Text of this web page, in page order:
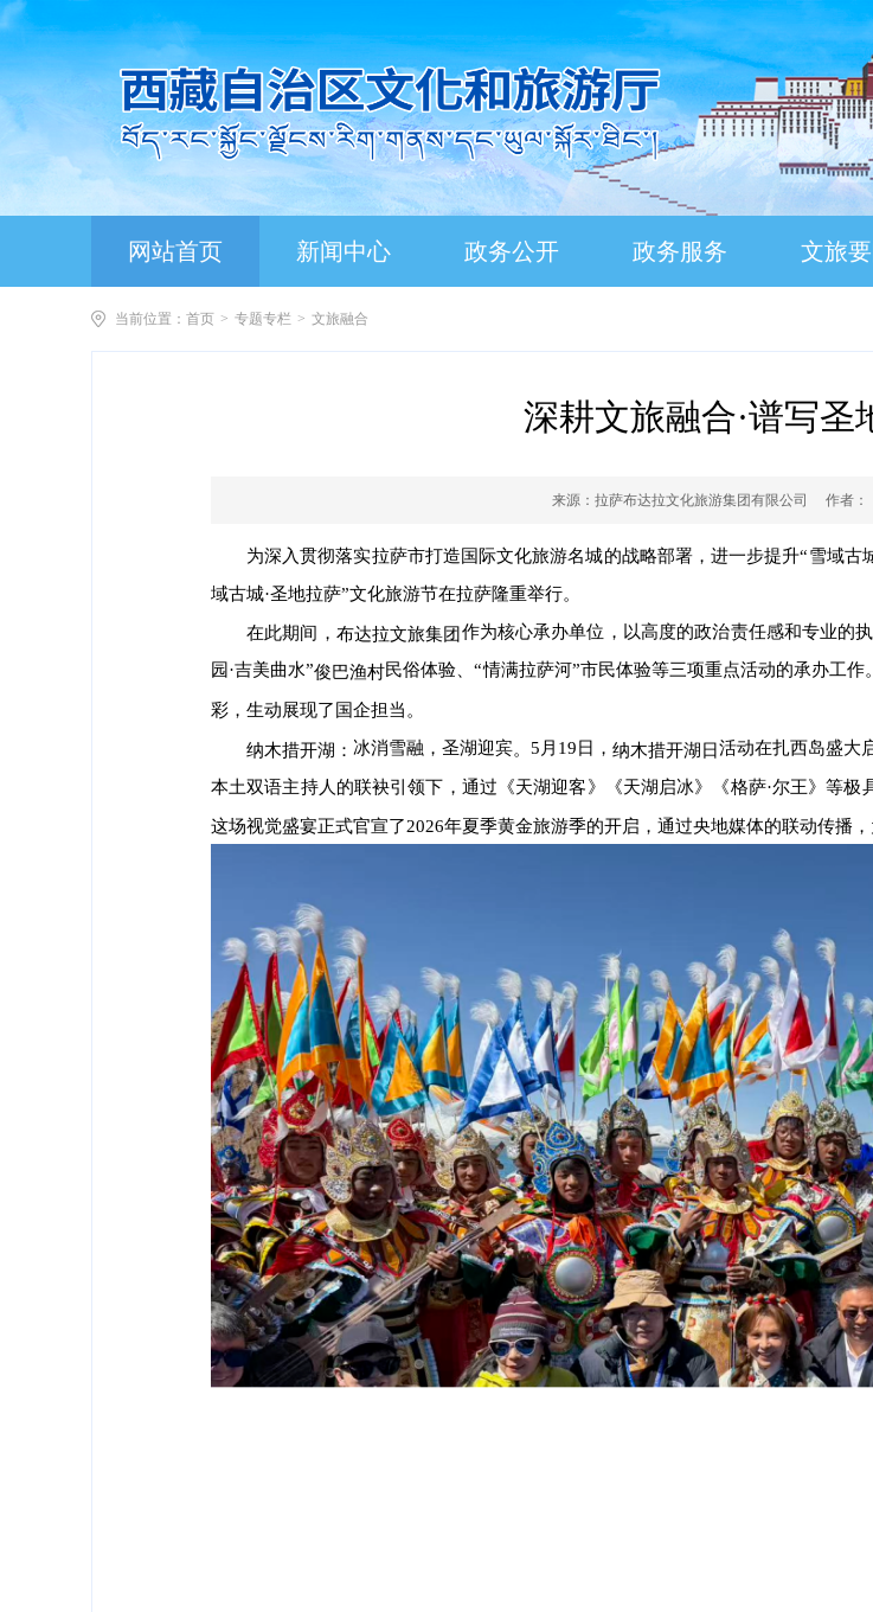
网站首页 新闻中心 政务公开 政务服务 文旅
当前位置： 首页 > 专题专栏 > 文旅融合
深耕文旅融合·谱写圣
来源： 拉萨布达拉文化旅游集团有限公司 作者：
为深入贯彻落实拉萨市打造国际文化旅游名城的战略部署，进一步提升“雪域古
域古城·圣地拉萨”文化旅游节在拉萨隆重举行。
在此期间， 布达拉文旅集团作为核心承办单位，以高度的政治责任感和专业的
园·吉美曲水”俊巴渔村民俗体验、“情满拉萨河”市民体验等三项重点活动的承办工
彩，生动展现了国企担当。
纳木措开湖： 冰消雪融，圣湖迎宾。 5月19日， 纳木措开湖日活动在扎西岛盛大
本土双语主持人的联袂引领下，通过《天湖迎客》《天湖启冰》《格萨·尔王》等
这场视觉盛宴正式官宣了2026年夏季黄金旅游季的开启，通过央地媒体的联动传播